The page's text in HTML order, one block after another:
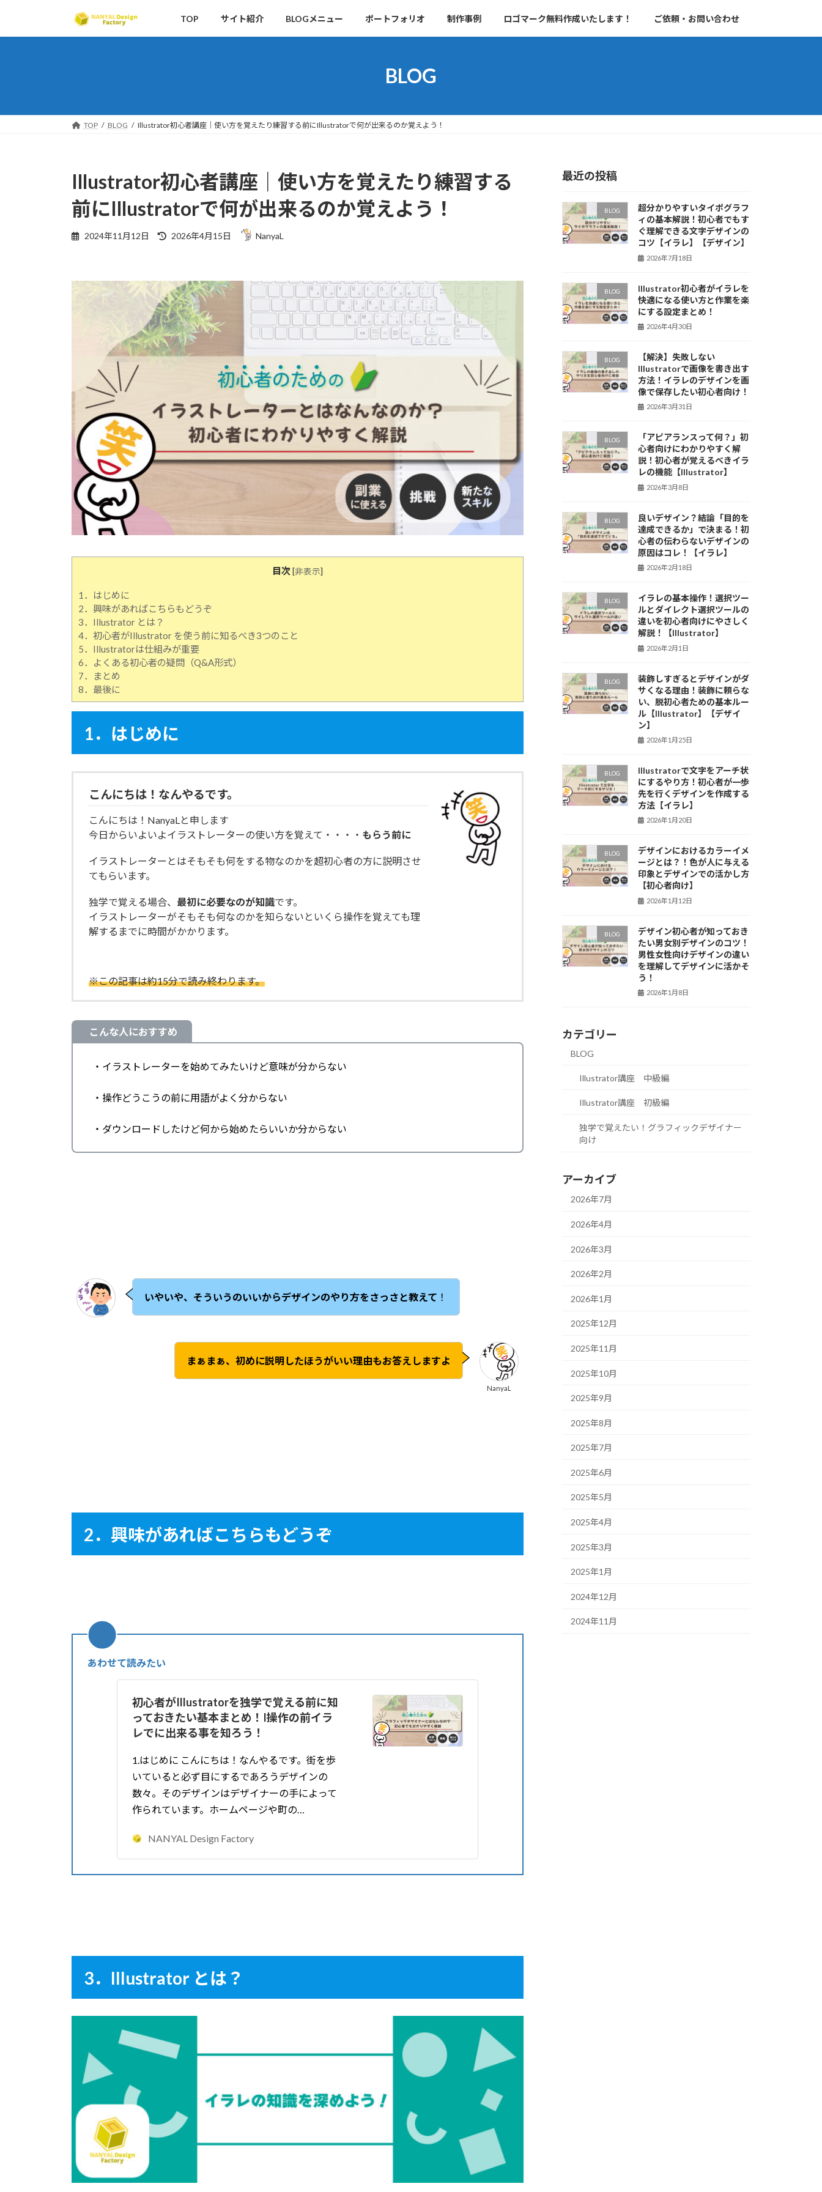
テ
ゲ
TOP サイト紹介 BLOGメニュー ポートフォリオ 制作事例 ロゴマーク無料作成いたします！ ご依頼・お問い合わせ
BLOG
TOP BLOG Illustrator初心者講座｜使い方を覚えたり練習する前にIllustratorで何が出来るのか覚えよう！
Illustrator初心者講座｜使い方を覚えたり練習する
前にIllustratorで何が出来るのか覚えよう！
2024年11月12日
最
日
時
:
2026年4月15日 NanyaL
目次[非表示]
1．はじめに
2．興味があればこちらもどうぞ
3．Illustrator とは？
4．初心者がIllustrator を使う前に知るべき3つのこと
5．Illustratorは仕組みが重要
6．よくある初心者の疑問（Q&A形式）
7．まとめ
8．最後に
1．はじめに
こんにちは！なんやるです。
こんにちは！NanyaLと申します
今日からいよいよイラストレーターの使い方を覚えて・・・・ もらう前に
イラストレーターとはそもそも何をする物なのかを超初心者の方に説明させ
てもらいます。
独学で覚える場合、 最初に必要なのが知識です。
イラストレーターがそもそも何なのかを知らないといくら操作を覚えても理
解するまでに時間がかかります。
※この記事は約15分で読み終わります。
こんな人におすすめ
・イラストレーターを始めてみたいけど意味が分からない
・操作どうこうの前に用語がよく分からない
・ダウンロードしたけど何から始めたらいいか分からない
いやいや、そういうのいいからデザインのやり方をさっさと教えて ！
NanyaL
まぁまぁ、初めに説明したほうがいい理由もお答えしますよ
2．興味があればこちらもどうぞ
あわせて読みたい
初心者がIllustratorを独学で覚える前に知
っておきたい基本まとめ！I操作の前イラ
レでに出来る事を知ろう！
1.はじめに こんにちは！なんやるです。街を歩
いていると必ず目にするであろうデザインの
数々。そのデザインはデザイナーの手によって
作られています。ホームページや町の…
NANYAL Design Factory
3．Illustrator とは？
最近の投稿
BLOG
超分かりやすいタイポグラフ
ィの基本解説！初心者でもす
ぐ理解できる文字デザインの
コツ【イラレ】【デザイン】
2026年7月18日
BLOG
Illustrator初心者がイラレを
快適になる使い方と作業を楽
にする設定まとめ！
2026年4月30日
BLOG
【解決】失敗しない
Illustratorで画像を書き出す
方法！イラレのデザインを画
像で保存したい初心者向け！
2026年3月31日
BLOG
「アピアランスって何？」初
心者向けにわかりやすく解
説！初心者が覚えるべきイラ
レの機能【Illustrator】
2026年3月8日
BLOG
良いデザイン？結論「目的を
達成できるか」で決まる！初
心者の伝わらないデザインの
原因はコレ！【イラレ】
2026年2月18日
BLOG
イラレの基本操作！選択ツー
ルとダイレクト選択ツールの
違いを初心者向けにやさしく
解説！【Illustrator】
2026年2月1日
BLOG
装飾しすぎるとデザインがダ
サくなる理由！装飾に頼らな
い、脱初心者ための基本ルー
ル【Illustrator】【デザイ
ン】
2026年1月25日
BLOG
Illustratorで文字をアーチ状
にするやり方！初心者が一歩
先を行くデザインを作成する
方法【イラレ】
2026年1月20日
BLOG
デザインにおけるカラーイメ
ージとは？！色が人に与える
印象とデザインでの活かし方
【初心者向け】
2026年1月12日
BLOG
デザイン初心者が知っておき
たい男女別デザインのコツ！
男性女性向けデザインの違い
を理解してデザインに活かそ
う！
2026年1月8日
カテゴリー
BLOG
Illustrator講座 中級編
Illustrator講座 初級編
独学で覚えたい！グラフィックデザイナー
向け
アーカイブ
2026年7月
2026年4月
2026年3月
2026年2月
2026年1月
2025年12月
2025年11月
2025年10月
2025年9月
2025年8月
2025年7月
2025年6月
2025年5月
2025年4月
2025年3月
2025年1月
2024年12月
2024年11月